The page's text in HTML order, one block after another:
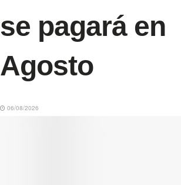
se pagará en
Agosto
06/08/2026